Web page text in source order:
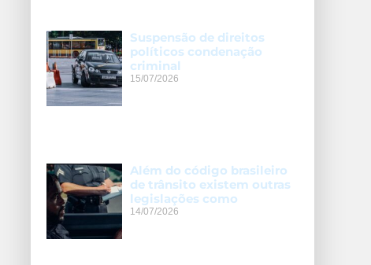
Suspensão de direitos
políticos condenação
criminal
15/07/2026
Além do código brasileiro
de trânsito existem outras
legislações como
14/07/2026